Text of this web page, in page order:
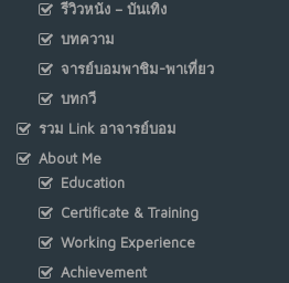
รีวิวหนัง – บันเทิง
บทความ
จารย์บอมพาชิม-พาเที่ยว
บทกวี
รวม Link อาจารย์บอม
About Me
Education
Certificate & Training
Working Experience
Achievement